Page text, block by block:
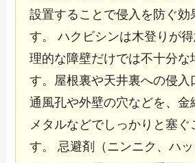
設置することで侵入を防ぐ効
す。 ハクビシンは木登りが
理的な障壁だけでは不十分な
す。屋根裏や天井裏への侵入
通風孔や外壁の穴などを、金
メタルなどでしっかりと塞ぐ
す。 忌避剤（ニンニク、ハッ